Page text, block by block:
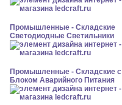
Промышленные - Складские
Светодиодные Светильники
Промышленные - Складские с
Блоком Аварийного Питания